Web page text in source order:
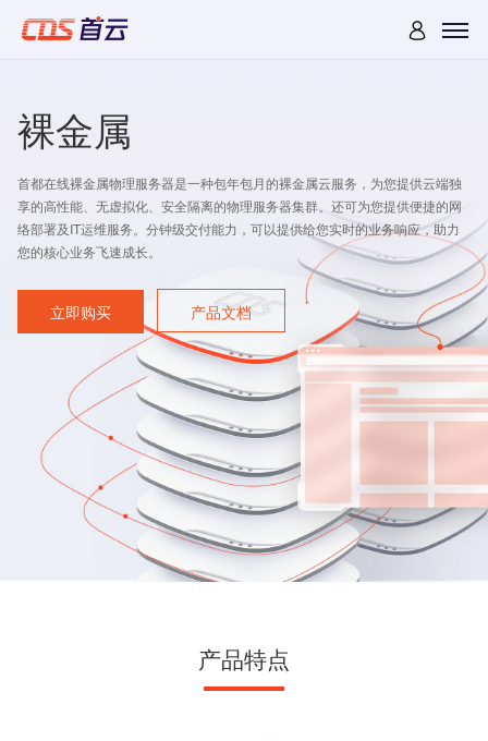
裸金属
首都在线裸金属物理服务器是一种包年包月的裸金属云服务，为您提供云端独
享的高性能、无虚拟化、安全隔离的物理服务器集群。还可为您提供便捷的网
络部署及IT运维服务。分钟级交付能力，可以提供给您实时的业务响应，助力
您的核心业务飞速成长。
立即购买 产品文档
产品特点